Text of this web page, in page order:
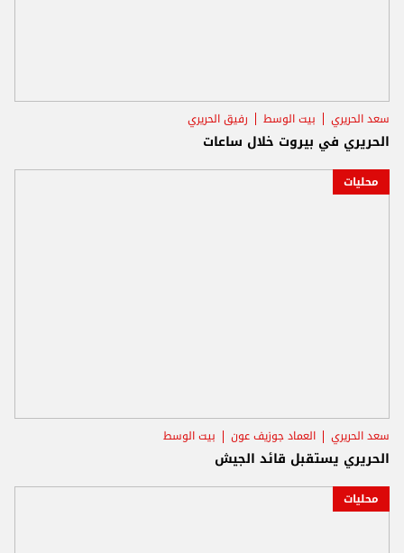
سعد الحريري بيت الوسط رفيق الحريري
الحريري في بيروت خلال ساعات
محليات
سعد الحريري العماد جوزيف عون بيت الوسط
الحريري يستقبل قائد الجيش
محليات